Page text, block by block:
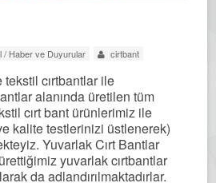
/ Haber ve Duyurular cirtbant
tekstil cırtbantlar ile
alanında üretilen tüm
cırt bant ürünlerimiz ile
kalite testlerinizi üstlenerek)
Yuvarlak Cırt Bantlar
yuvarlak cırtbantlar
da adlandırılmaktadırlar.